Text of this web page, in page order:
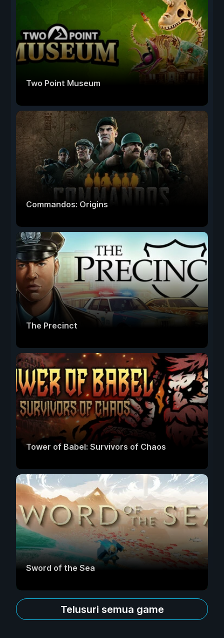
Two Point Museum
Commandos: Origins
The Precinct
Tower of Babel: Survivors of Chaos
Sword of the Sea
Telusuri semua game